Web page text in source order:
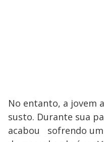
No entanto, a jovem
susto. Durante sua
acabou sofrendo um